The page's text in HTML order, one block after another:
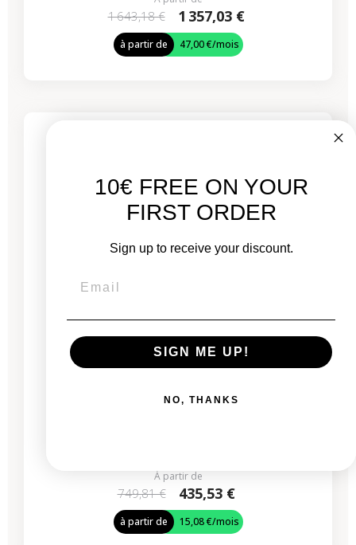
1 643,18 € 1 357,03 €
à partir de 47,00 €/mois
MacBook Pro 13” Touch Bar 2020 - Intel i5 2
À partir de
749,81 € 435,53 €
à partir de 15,08 €/mois
10€ FREE ON YOUR
FIRST ORDER
Sign up to receive your discount.
SIGN ME UP!
NO, THANKS